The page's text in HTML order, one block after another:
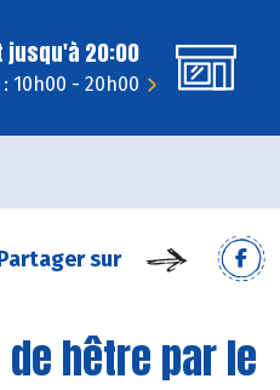
jusqu'à 20:00
: 10h00 - 20h00
sur
hêtre par le